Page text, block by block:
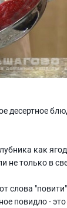
десертное
как
не только в
слова
повидло -